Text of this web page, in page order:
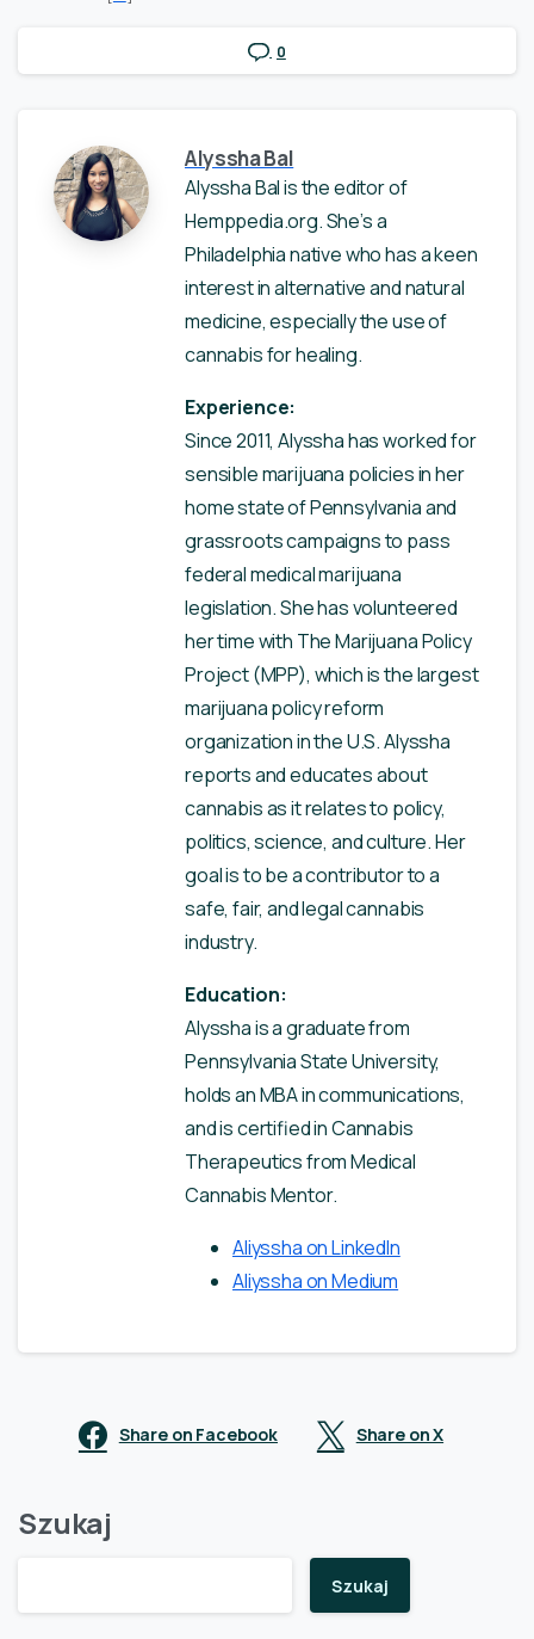
0
Alyssha Bal
Alyssha Bal is the editor of
Hemppedia.org. She’s a
Philadelphia native who has a keen
interest in alternative and natural
medicine, especially the use of
cannabis for healing.
Experience:
Since 2011, Alyssha has worked for
sensible marijuana policies in her
home state of Pennsylvania and
grassroots campaigns to pass
federal medical marijuana
legislation. She has volunteered
her time with The Marijuana Policy
Project (MPP), which is the largest
marijuana policy reform
organization in the U.S. Alyssha
reports and educates about
cannabis as it relates to policy,
politics, science, and culture. Her
goal is to be a contributor to a
safe, fair, and legal cannabis
industry.
Education:
Alyssha is a graduate from
Pennsylvania State University,
holds an MBA in communications,
and is certified in Cannabis
Therapeutics from Medical
Cannabis Mentor.
Aliyssha on LinkedIn
Aliyssha on Medium
Share on Facebook Share on X
Szukaj
Szukaj